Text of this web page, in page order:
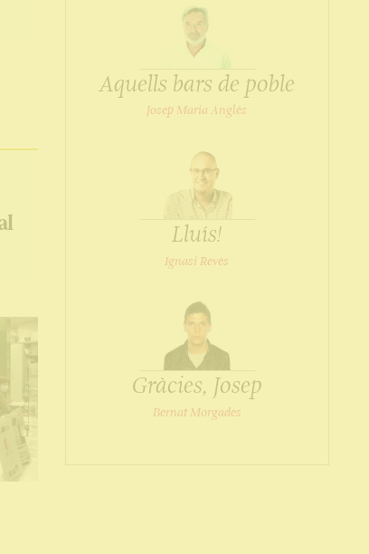
Aquells bars de poble
Josep Maria Anglès
Lluís!
Ignasi Revés
Gràcies, Josep
Bernat Morgades